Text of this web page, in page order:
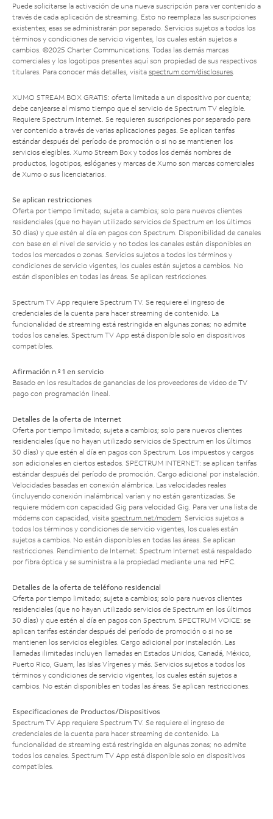
Puede solicitarse la activación de una nueva suscripción para ver contenido a
través de cada aplicación de streaming. Esto no reemplaza las suscripciones
existentes; esas se administrarán por separado. Servicios sujetos a todos los
términos y condiciones de servicio vigentes, los cuales están sujetos a
cambios. ©2025 Charter Communications. Todas las demás marcas
comerciales y los logotipos presentes aquí son propiedad de sus respectivos
titulares. Para conocer más detalles, visita spectrum.com/disclosures.
XUMO STREAM BOX GRATIS: oferta limitada a un dispositivo por cuenta;
debe canjearse al mismo tiempo que el servicio de Spectrum TV elegible.
Requiere Spectrum Internet. Se requieren suscripciones por separado para
ver contenido a través de varias aplicaciones pagas. Se aplican tarifas
estándar después del período de promoción o si no se mantienen los
servicios elegibles. Xumo Stream Box y todos los demás nombres de
productos, logotipos, eslóganes y marcas de Xumo son marcas comerciales
de Xumo o sus licenciatarios.
Se aplican restricciones
Oferta por tiempo limitado; sujeta a cambios; solo para nuevos clientes
residenciales (que no hayan utilizado servicios de Spectrum en los últimos
30 días) y que estén al día en pagos con Spectrum. Disponibilidad de canales
con base en el nivel de servicio y no todos los canales están disponibles en
todos los mercados o zonas. Servicios sujetos a todos los términos y
condiciones de servicio vigentes, los cuales están sujetos a cambios. No
están disponibles en todas las áreas. Se aplican restricciones.
Spectrum TV App requiere Spectrum TV. Se requiere el ingreso de
credenciales de la cuenta para hacer streaming de contenido. La
funcionalidad de streaming está restringida en algunas zonas; no admite
todos los canales. Spectrum TV App está disponible solo en dispositivos
compatibles.
Afirmación n.º 1 en servicio
Basado en los resultados de ganancias de los proveedores de video de TV
pago con programación lineal.
Detalles de la oferta de Internet
Oferta por tiempo limitado; sujeta a cambios; solo para nuevos clientes
residenciales (que no hayan utilizado servicios de Spectrum en los últimos
30 días) y que estén al día en pagos con Spectrum. Los impuestos y cargos
son adicionales en ciertos estados. SPECTRUM INTERNET: se aplican tarifas
estándar después del período de promoción. Cargo adicional por instalación.
Velocidades basadas en conexión alámbrica. Las velocidades reales
(incluyendo conexión inalámbrica) varían y no están garantizadas. Se
requiere módem con capacidad Gig para velocidad Gig. Para ver una lista de
módems con capacidad, visita spectrum.net/modem. Servicios sujetos a
todos los términos y condiciones de servicio vigentes, los cuales están
sujetos a cambios. No están disponibles en todas las áreas. Se aplican
restricciones. Rendimiento de Internet: Spectrum Internet está respaldado
por fibra óptica y se suministra a la propiedad mediante una red HFC.
Detalles de la oferta de teléfono residencial
Oferta por tiempo limitado; sujeta a cambios; solo para nuevos clientes
residenciales (que no hayan utilizado servicios de Spectrum en los últimos
30 días) y que estén al día en pagos con Spectrum. SPECTRUM VOICE: se
aplican tarifas estándar después del período de promoción o si no se
mantienen los servicios elegibles. Cargo adicional por instalación. Las
llamadas ilimitadas incluyen llamadas en Estados Unidos, Canadá, México,
Puerto Rico, Guam, las Islas Vírgenes y más. Servicios sujetos a todos los
términos y condiciones de servicio vigentes, los cuales están sujetos a
cambios. No están disponibles en todas las áreas. Se aplican restricciones.
Especificaciones de Productos/Dispositivos
Spectrum TV App requiere Spectrum TV. Se requiere el ingreso de
credenciales de la cuenta para hacer streaming de contenido. La
funcionalidad de streaming está restringida en algunas zonas; no admite
todos los canales. Spectrum TV App está disponible solo en dispositivos
compatibles.